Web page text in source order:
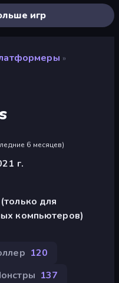
игр
»
6 месяцев)
г.
для
компьютеров)
120
137